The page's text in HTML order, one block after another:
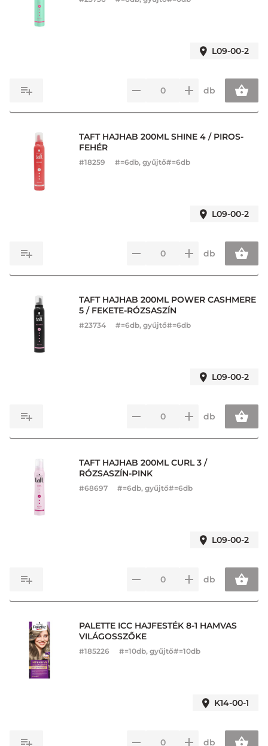
L09-00-2
db
TAFT HAJHAB 200ML SHINE 4 / PIROS-
FEHÉR
#18259 #=6db, gyűjtő#=6db
L09-00-2
db
TAFT HAJHAB 200ML POWER CASHMERE
5 / FEKETE-RÓZSASZÍN
#23734 #=6db, gyűjtő#=6db
L09-00-2
db
TAFT HAJHAB 200ML CURL 3 /
RÓZSASZÍN-PINK
#68697 #=6db, gyűjtő#=6db
L09-00-2
db
PALETTE ICC HAJFESTÉK 8-1 HAMVAS
VILÁGOSSZŐKE
#185226 #=10db, gyűjtő#=10db
K14-00-1
db